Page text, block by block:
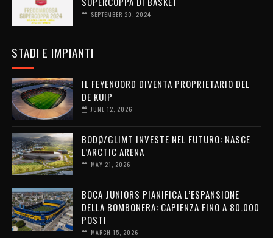
SEPTEMBER 20, 2024
STADI E IMPIANTI
IL FEYENOORD DIVENTA PROPRIETARIO DEL
DE KUIP
JUNE 12, 2026
BODØ/GLIMT INVESTE NEL FUTURO: NASCE
L’ARCTIC ARENA
MAY 21, 2026
BOCA JUNIORS PIANIFICA L’ESPANSIONE
DELLA BOMBONERA: CAPIENZA FINO A 80.000
POSTI
MARCH 15, 2026